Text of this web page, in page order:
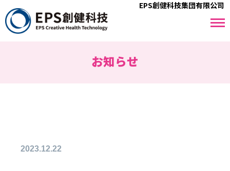
EPS創健科技集団有限公司
お知らせ
2023.12.22